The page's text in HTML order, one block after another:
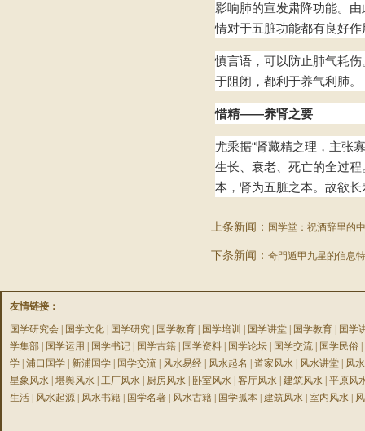
影响肺的宣发肃降功能。
情对于五脏功能都有良好
慎言语，可以防止肺气耗
于阻闭，都利于养气利肺。
惜精——养肾之要
尤乘据“肾藏精之理，主张
生长、衰老、死亡的全过
本，肾为五脏之本。故欲长
上条新闻： 国学堂：祝酒辞里的
下条新闻： 奇門遁甲九星的信息
友情链接：
国学研究会
国学文化 国学研究 国学教育 国学培训 国学讲堂 国学教育
国学
学集部
国学运用 国学书记 国学古籍 国学资料 国学论坛 国学交流 国学民俗
学 浦口国学 新浦国学 国学交流 风水易经 风水起名 道家风水 风水讲堂
风
星象风水 堪舆风水 工厂风水 厨房风水 卧室风水 客厅风水 建筑风水 平原风
生活
风水起源 风水书籍 国学名著 风水古籍 国学孤本 建筑风水 室内风水